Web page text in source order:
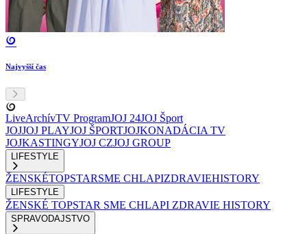
Najvyšší čas
LiveArchívTV ProgramJOJ 24JOJ Šport
JOJJOJ PLAYJOJ ŠPORTJOJKONADÁCIA TV
JOJKASTINGYJOJ CZJOJ GROUP
LIFESTYLE
ŽENSKÉTOPSTARSME CHLAPIZDRAVIEHISTORY
LIFESTYLE
ŽENSKÉ TOPSTAR SME CHLAPI ZDRAVIE HISTORY
SPRAVODAJSTVO